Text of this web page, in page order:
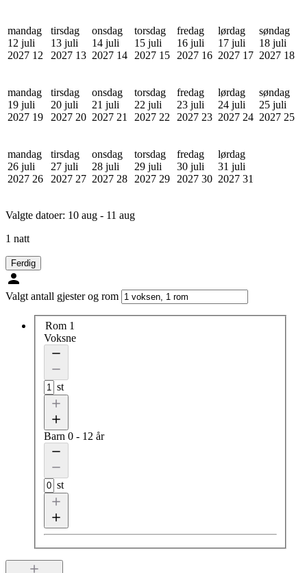
mandag
12 juli
2027 12
tirsdag
13 juli
2027 13
onsdag
14 juli
2027 14
torsdag
15 juli
2027 15
fredag
16 juli
2027 16
lørdag
17 juli
2027 17
søndag
18 juli
2027 18
mandag
19 juli
2027 19
tirsdag
20 juli
2027 20
onsdag
21 juli
2027 21
torsdag
22 juli
2027 22
fredag
23 juli
2027 23
lørdag
24 juli
2027 24
søndag
25 juli
2027 25
mandag
26 juli
2027 26
tirsdag
27 juli
2027 27
onsdag
28 juli
2027 28
torsdag
29 juli
2027 29
fredag
30 juli
2027 30
lørdag
31 juli
2027 31
Valgte datoer: 10 aug - 11 aug
1 natt
Ferdig
Valgt antall gjester og rom
Rom 1
Voksne
st
Barn 0 - 12 år
st